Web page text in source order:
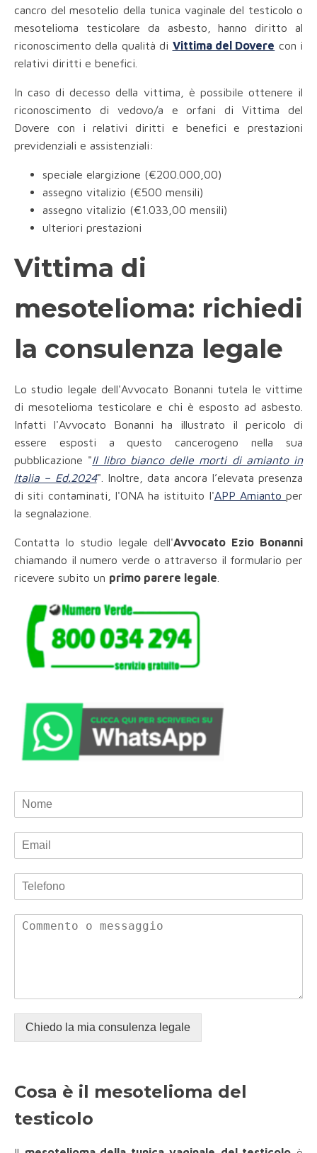
cancro del mesotelio della tunica vaginale del testicolo o
mesotelioma testicolare da asbesto, hanno diritto al
riconoscimento della qualità di Vittima del Dovere con i
relativi diritti e benefici.
In caso di decesso della vittima, è possibile ottenere il
riconoscimento di vedovo/a e orfani di Vittima del
Dovere con i relativi diritti e benefici e prestazioni
previdenziali e assistenziali:
speciale elargizione (€200.000,00)
assegno vitalizio (€500 mensili)
assegno vitalizio (€1.033,00 mensili)
ulteriori prestazioni
Vittima di
mesotelioma: richiedi
la consulenza legale
Lo studio legale dell'Avvocato Bonanni tutela le vittime
di mesotelioma testicolare e chi è esposto ad asbesto.
Infatti l'Avvocato Bonanni ha illustrato il pericolo di
essere esposti a questo cancerogeno nella sua
pubblicazione "Il libro bianco delle morti di amianto in
Italia – Ed.2024". Inoltre, data ancora l’elevata presenza
di siti contaminati, l'ONA ha istituito l'APP Amianto per
la segnalazione.
Contatta lo studio legale dell'Avvocato Ezio Bonanni
chiamando il numero verde o attraverso il formulario per
ricevere subito un primo parere legale
Chiedo la mia consulenza legale
Cosa è il mesotelioma del
testicolo